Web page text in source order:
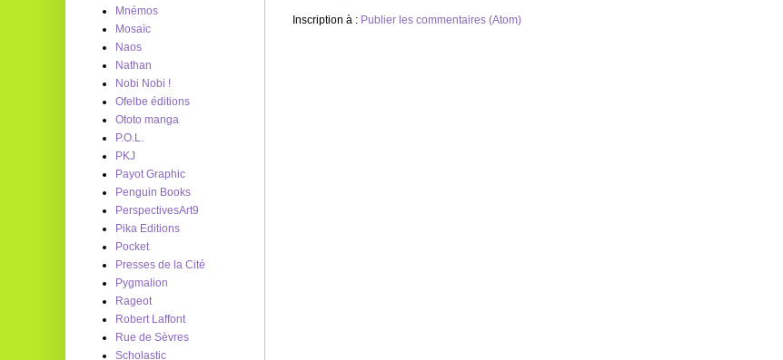
Inscription à : Publier les commentaires (Atom)
Mnémos
Mosaïc
Naos
Nathan
Nobi Nobi !
Ofelbe éditions
Ototo manga
P.O.L.
PKJ
Payot Graphic
Penguin Books
PerspectivesArt9
Pika Editions
Pocket
Presses de la Cité
Pygmalion
Rageot
Robert Laffont
Rue de Sèvres
Scholastic